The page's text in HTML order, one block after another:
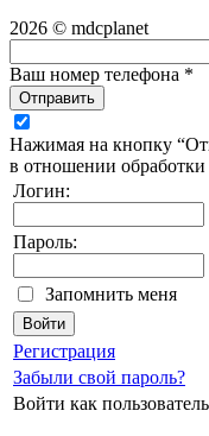
2026 © mdcplanet
Ваш номер телефона *
Отправить
Нажимая на кнопку
в отношении обработки
Логин:
Пароль:
Запомнить меня
Регистрация
Забыли свой пароль?
Войти как